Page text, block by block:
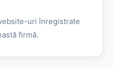
uri înregistrate
firmă.